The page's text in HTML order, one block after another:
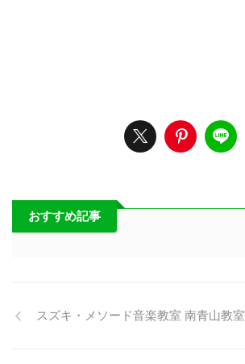
おすすめ記事
スズキ・メソード音楽教室 南青山教室